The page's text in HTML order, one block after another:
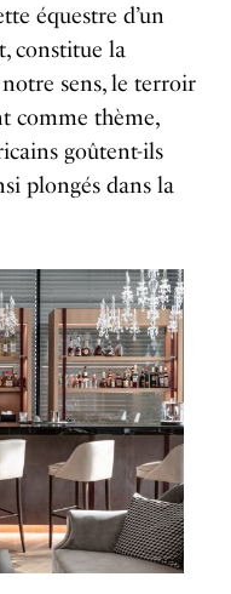
équestre d’un
constitue la
sens, le terroir
comme thème,
goûtent-ils
plongés dans la